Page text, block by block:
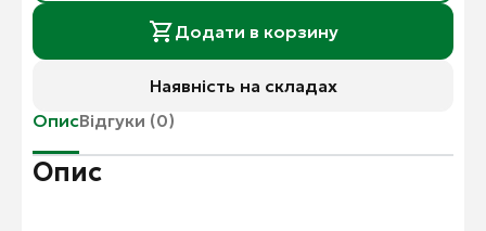
Додати в корзину
Наявність на складах
ОписВідгуки (0)
Опис